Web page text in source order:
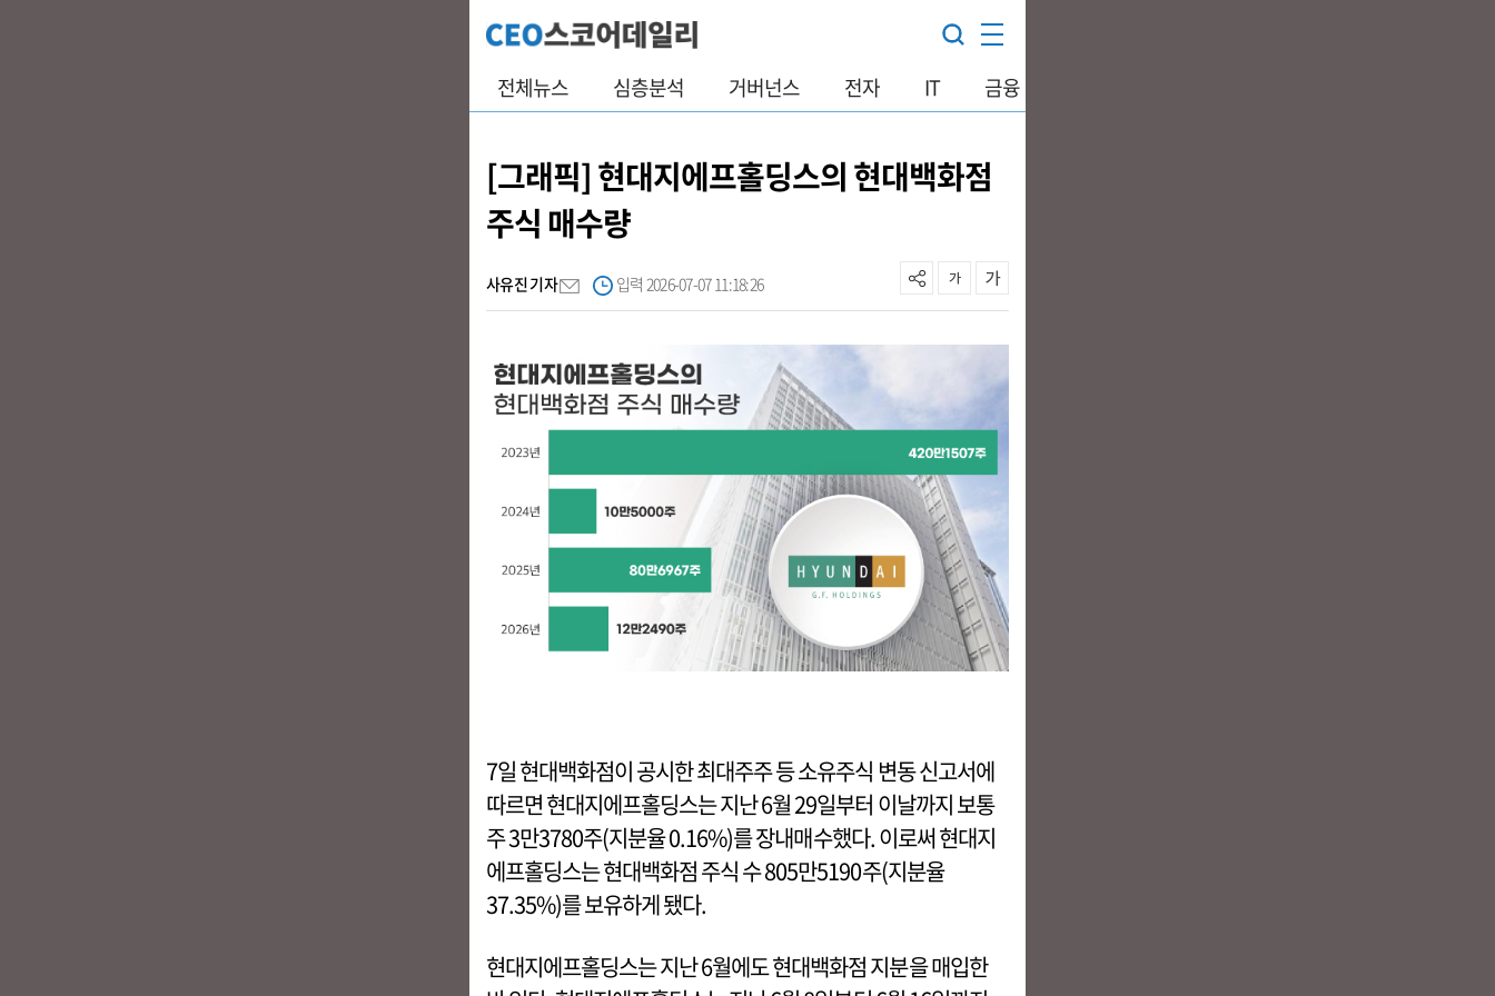
전체뉴스 심층분석 거버넌스 전자 IT 금융
[그래픽] 현대지에프홀딩스의 현대백화점
주식 매수량
사유진 기자 입력 2026-07-07 11:18:26
7일 현대백화점이 공시한 최대주주 등 소유주식 변동 신고서에
따르면 현대지에프홀딩스는 지난 6월 29일부터 이날까지 보통
주 3만3780주(지분율 0.16%)를 장내매수했다. 이로써 현대지
에프홀딩스는 현대백화점 주식 수 805만5190주(지분율
37.35%)를 보유하게 됐다.
현대지에프홀딩스는 지난 6월에도 현대백화점 지분을 매입한